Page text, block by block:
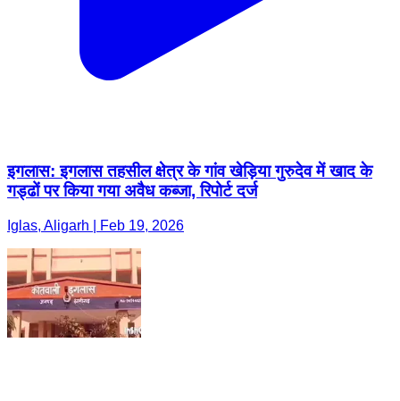
इगलास: इगलास तहसील क्षेत्र के गांव खेड़िया गुरुदेव में खाद के
गड्ढों पर किया गया अवैध कब्जा, रिपोर्ट दर्ज
Iglas, Aligarh | Feb 19, 2026